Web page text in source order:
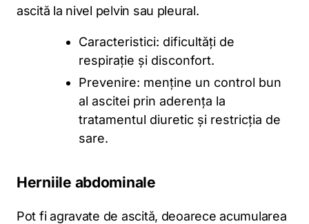
ascită la nivel pelvin sau pleural.
Caracteristici: dificultăți de
respirație și disconfort.
Prevenire: menține un control bun
al ascitei prin aderența la
tratamentul diuretic și restricția de
sare.
Herniile abdominale
Pot fi agravate de ascită, deoarece acumularea